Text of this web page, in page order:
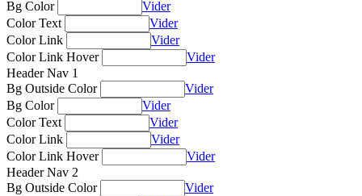
Bg Color
Vider
Color Text
Vider
Color Link
Vider
Color Link Hover
Vider
Header Nav 1
Bg Outside Color
Vider
Bg Color
Vider
Color Text
Vider
Color Link
Vider
Color Link Hover
Vider
Header Nav 2
Bg Outside Color
Vider